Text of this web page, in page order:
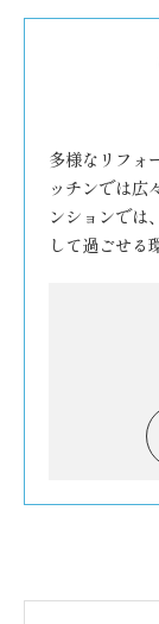
多様なリフォ
ッチンでは広
ンションでは
して過ごせる